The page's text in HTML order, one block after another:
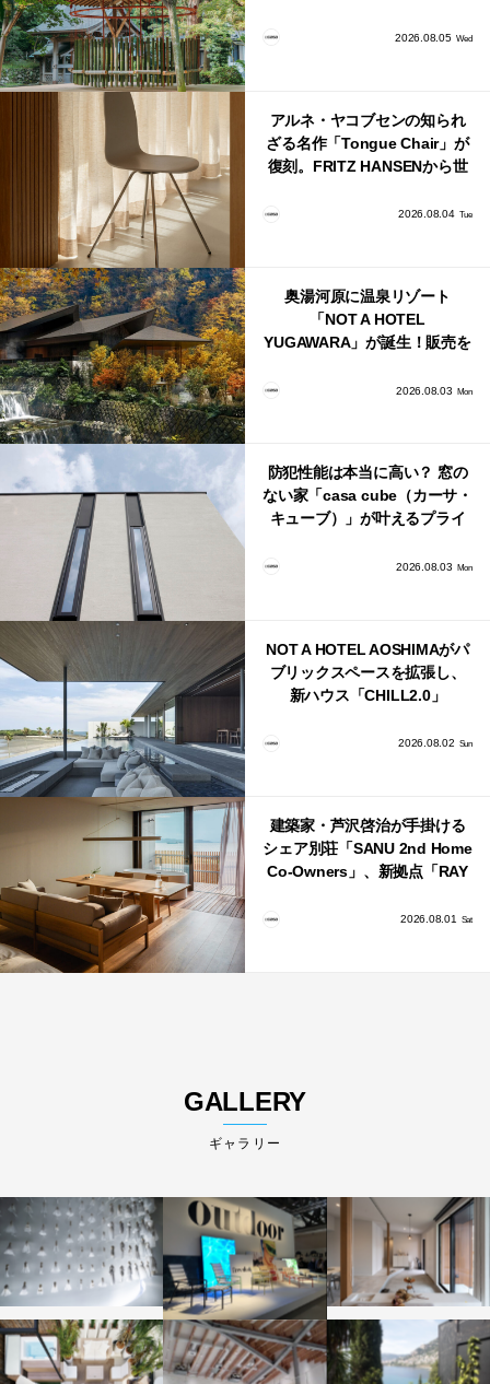
2026.08.05 Wed
アルネ・ヤコブセンの知られ
ざる名作「Tongue Chair」が
復刻。FRITZ HANSENから世
2026.08.04 Tue
奥湯河原に温泉リゾート
「NOT A HOTEL
YUGAWARA」が誕生！販売を
2026.08.03 Mon
防犯性能は本当に高い？ 窓の
ない家「casa cube（カーサ・
キューブ）」が叶えるプライ
2026.08.03 Mon
NOT A HOTEL AOSHIMAがパ
ブリックスペースを拡張し、
新ハウス「CHILL2.0」
2026.08.02 Sun
建築家・芦沢啓治が手掛ける
シェア別荘「SANU 2nd Home
Co-Owners」、新拠点「RAY
2026.08.01 Sat
GALLERY
ギャラリー